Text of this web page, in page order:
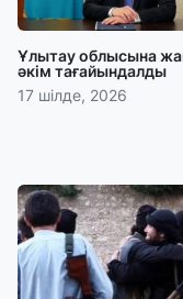
Ұлытау облысына
әкім тағайындалды
17 шілде, 2026